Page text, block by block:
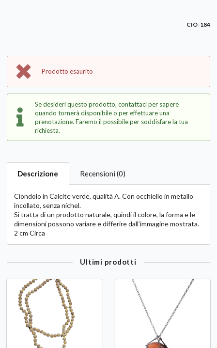
CIO-184
Prodotto esaurito
Se desideri questo prodotto, contattaci per sapere
quando tornerà disponibile o per effettuare una
prenotazione. Faremo il possibile per soddisfare la tua
richiesta.
Descrizione Recensioni (0)
Ciondolo in Calcite verde, qualità A. Con occhiello in metallo
incollato, senza nichel.
Si tratta di un prodotto naturale, quindi il colore, la forma e le
dimensioni possono variare e differire dall’immagine mostrata.
2 cm Circa
Ultimi prodotti